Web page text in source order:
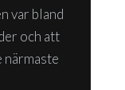
var bland
och att
närmaste